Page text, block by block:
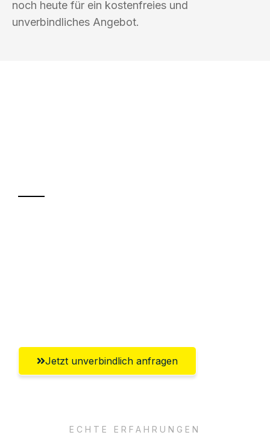
noch heute für ein kostenfreies und
unverbindliches Angebot.
Jetzt unverbindlich anfragen
ECHTE ERFAHRUNGEN